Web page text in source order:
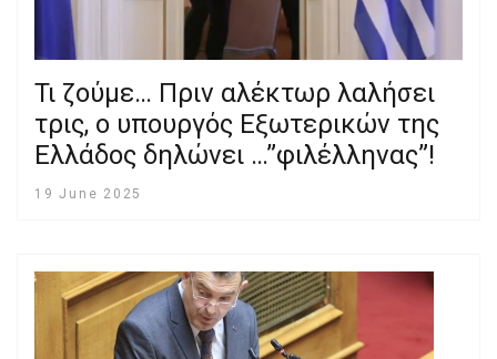
Τι ζούμε… Πριν αλέκτωρ λαλήσει
τρις, ο υπουργός Εξωτερικών της
Ελλάδος δηλώνει …”φιλέλληνας”!
19 June 2025